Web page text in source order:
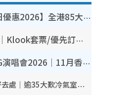
【8月生日優惠2026】全港85大食買玩著數攻略 自助餐/火鍋放題同行免費＋誠品/DONKI送現金券
人夫集團｜Klook套票/優先訂票/公開發售搶飛攻略！附票價.購票連結.場地座位表
BIGBANG演唱會2026｜11月香港啟德開3場！實名制VIP申請、優先購票攻略
香港室內好去處｜逾35大歎冷氣室內好去處推介 室內活動免費避雨無懼落雨